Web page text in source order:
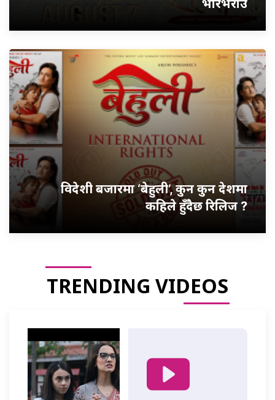
भरिभराउ
विदेशी बजारमा ‘बेहुली’, कुन कुन देशमा
कहिले हुँदैछ रिलिज ?
TRENDING VIDEOS